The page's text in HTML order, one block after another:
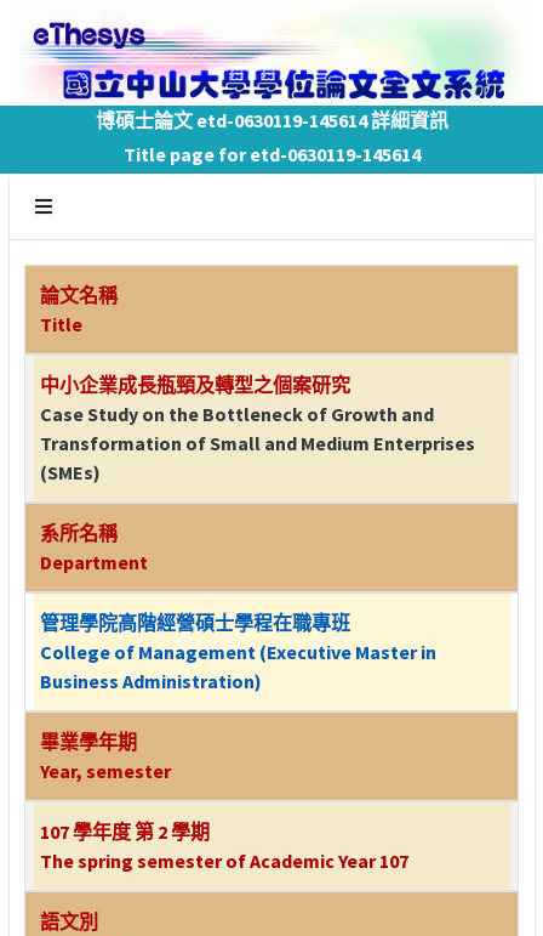
博碩士論文 etd-0630119-145614 詳細資訊
Title page for etd-0630119-145614
論文名稱
Title
中小企業成長瓶頸及轉型之個案研究
Case Study on the Bottleneck of Growth and
Transformation of Small and Medium Enterprises
(SMEs)
系所名稱
Department
管理學院高階經營碩士學程在職專班
College of Management (Executive Master in
Business Administration)
畢業學年期
Year, semester
107 學年度 第 2 學期
The spring semester of Academic Year 107
語文別